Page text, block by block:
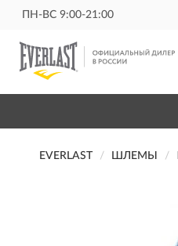
ПН-ВС 9:00-21:00
EVERLAST ШЛЕМЫ